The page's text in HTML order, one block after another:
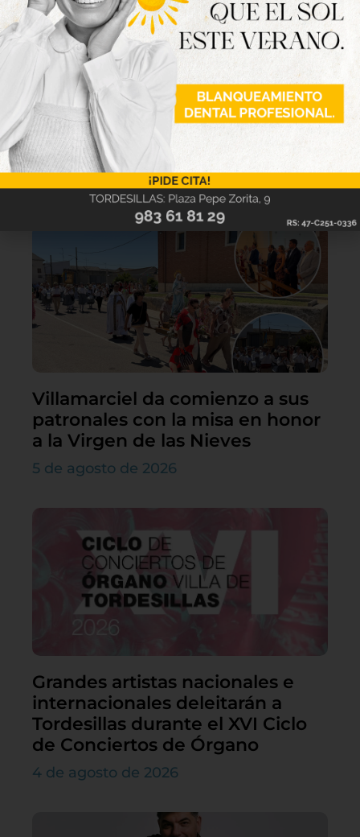
Lo último
Villamarciel da comienzo a sus
patronales con la misa en honor
a la Virgen de las Nieves
5 de agosto de 2026
Grandes artistas nacionales e
internacionales deleitarán a
Tordesillas durante el XVI Ciclo
de Conciertos de Órgano
4 de agosto de 2026